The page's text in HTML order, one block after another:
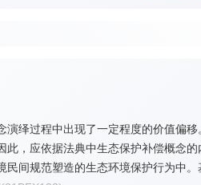
演绎过程中出现了一定程度的价值偏
，应依据法典中生态保护补偿概念
间规范塑造的生态环境保护行为中